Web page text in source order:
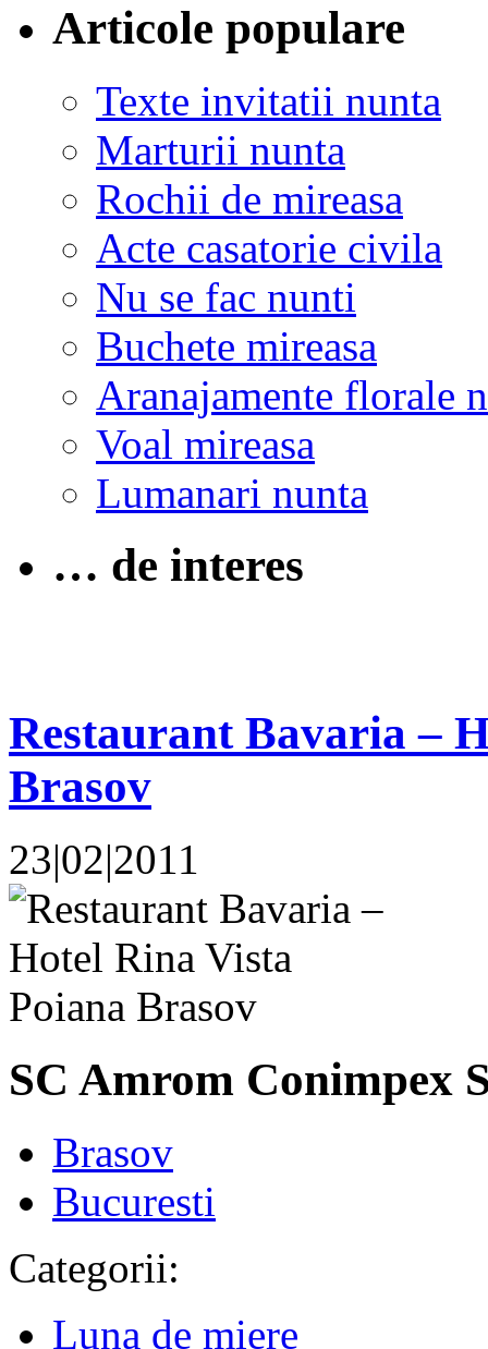
Articole populare
Texte invitatii nunta
Marturii nunta
Rochii de mireasa
Acte casatorie civila
Nu se fac nunti
Buchete mireasa
Aranajamente florale
Voal mireasa
Lumanari nunta
… de interes
Restaurant Bavaria –
Brasov
23|02|2011
SC Amrom Conimpex
Brasov
Bucuresti
Categorii:
Luna de miere